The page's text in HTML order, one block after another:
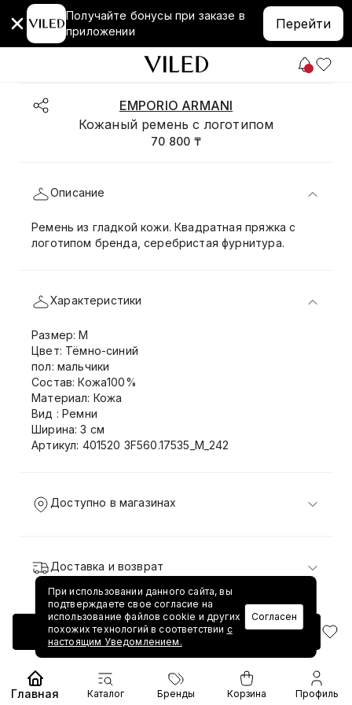
Получайте бонусы при заказе в
приложении
Перейти
EMPORIO ARMANI
Кожаный ремень с логотипом
70 800 ₸
Добавить в корзину
Описание
Ремень из гладкой кожи. Квадратная пряжка с
логотипом бренда, серебристая фурнитура.
Характеристики
Размер: M
Цвет: Тёмно-синий
пол: мальчики
Состав: Кожа100%
Материал: Кожа
Вид : Ремни
Ширина: 3 см
Артикул: 401520 3F560.17535_M_242
Доступно в магазинах
Доставка и возврат
При использовании данного сайта, вы
подтверждаете свое согласие на
использование файлов cookie и других
похожих технологий в соответствии с
настоящим Уведомлением.
Согласен
Главная Каталог Бренды Корзина Профиль